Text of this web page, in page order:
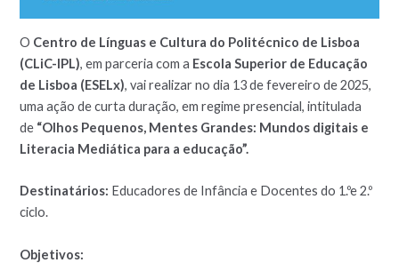
O Centro de Línguas e Cultura do Politécnico de Lisboa
(CLiC-IPL), em parceria com a Escola Superior de Educação
de Lisboa (ESELx), vai realizar no dia 13 de fevereiro de 2025,
uma ação de curta duração, em regime presencial, intitulada
de “Olhos Pequenos, Mentes Grandes: Mundos digitais e
Literacia Mediática para a educação”.
Destinatários: Educadores de Infância e Docentes do 1.ºe 2.º
ciclo.
Objetivos: